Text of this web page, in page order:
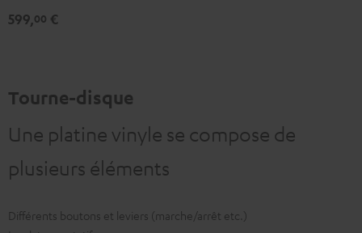
599,00 €
Tourne-disque
Une platine vinyle se compose de
plusieurs éléments
Différents boutons et leviers (marche/arrêt etc.)